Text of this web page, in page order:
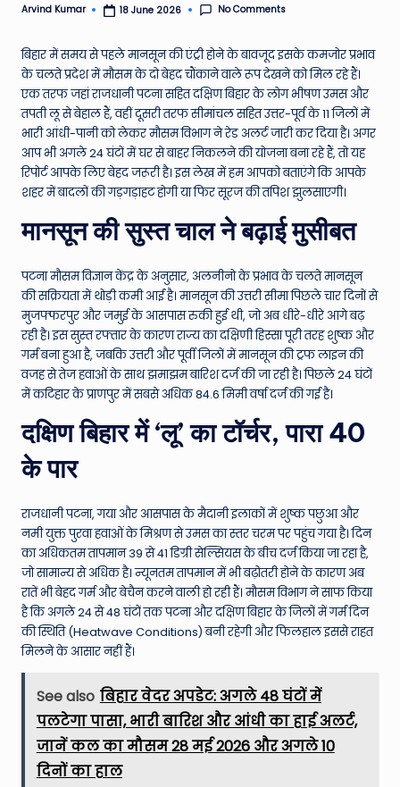
e
N
e
w
s
A
ro
u
d
T
h
e
W
o
rl
d
Posted
Arvind Kumar 18 June 2026 No Comments
बिहार में समय से पहले मानसून की एंट्री होने के बावजूद इसके कमजोर प्रभाव
के चलते प्रदेश में मौसम के दो बेहद चौंकाने वाले रूप देखने को मिल रहे हैं।
एक तरफ जहां राजधानी पटना सहित दक्षिण बिहार के लोग भीषण उमस और
तपती लू से बेहाल हैं, वहीं दूसरी तरफ सीमांचल सहित उत्तर-पूर्व के 11 जिलों में
भारी आंधी-पानी को लेकर मौसम विभाग ने रेड अलर्ट जारी कर दिया है। अगर
आप भी अगले 24 घंटों में घर से बाहर निकलने की योजना बना रहे हैं, तो यह
रिपोर्ट आपके लिए बेहद जरूरी है। इस लेख में हम आपको बताएंगे कि आपके
शहर में बादलों की गड़गड़ाहट होगी या फिर सूरज की तपिश झुलसाएगी।
मानसून की सुस्त चाल ने बढ़ाई मुसीबत
पटना मौसम विज्ञान केंद्र के अनुसार, अलनीनो के प्रभाव के चलते मानसून
की सक्रियता में थोड़ी कमी आई है। मानसून की उत्तरी सीमा पिछले चार दिनों से
मुजफ्फरपुर और जमुई के आसपास रुकी हुई थी, जो अब धीरे-धीरे आगे बढ़
रही है। इस सुस्त रफ्तार के कारण राज्य का दक्षिणी हिस्सा पूरी तरह शुष्क और
गर्म बना हुआ है, जबकि उत्तरी और पूर्वी जिलों में मानसून की ट्रफ लाइन की
वजह से तेज हवाओं के साथ झमाझम बारिश दर्ज की जा रही है। पिछले 24 घंटों
में कटिहार के प्राणपुर में सबसे अधिक 84.6 मिमी वर्षा दर्ज की गई है।
दक्षिण बिहार में ‘लू’ का टॉर्चर, पारा 40
के पार
राजधानी पटना, गया और आसपास के मैदानी इलाकों में शुष्क पछुआ और
नमी युक्त पुरवा हवाओं के मिश्रण से उमस का स्तर चरम पर पहुंच गया है। दिन
का अधिकतम तापमान 39 से 41 डिग्री सेल्सियस के बीच दर्ज किया जा रहा है,
जो सामान्य से अधिक है। न्यूनतम तापमान में भी बढ़ोतरी होने के कारण अब
रातें भी बेहद गर्म और बेचैन करने वाली हो रही हैं। मौसम विभाग ने साफ किया
है कि अगले 24 से 48 घंटों तक पटना और दक्षिण बिहार के जिलों में गर्म दिन
की स्थिति (Heatwave Conditions) बनी रहेगी और फिलहाल इससे राहत
मिलने के आसार नहीं हैं।
See also बिहार वेदर अपडेट: अगले 48 घंटों में
पलटेगा पासा, भारी बारिश और आंधी का हाई अलर्ट,
जानें कल का मौसम 28 मई 2026 और अगले 10
दिनों का हाल